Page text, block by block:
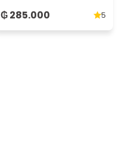
₲ 285.000 5